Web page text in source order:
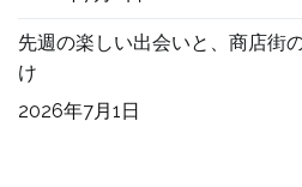
先週の楽しい出会いと、商店街
け
2026年7月1日